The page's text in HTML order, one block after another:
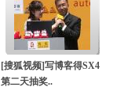
[搜狐视频]写博客得SX4
第二天抽奖..